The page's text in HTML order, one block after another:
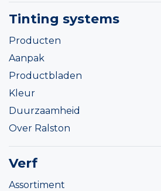
Tinting systems
Producten
Aanpak
Productbladen
Kleur
Duurzaamheid
Over Ralston
Verf
Assortiment